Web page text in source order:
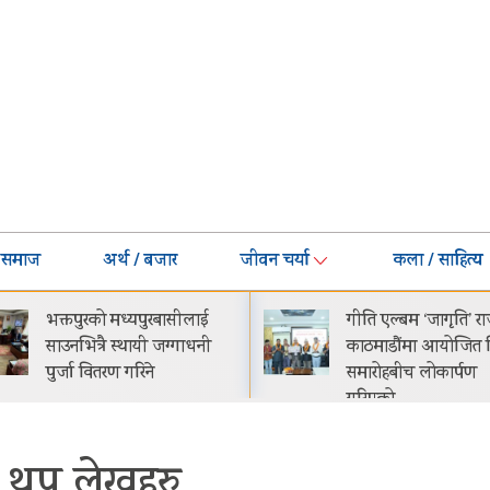
समाज अर्थ / बजार जीवन चर्या कला / साहित्य
गीति एल्बम ‘जागृति’ राजधानी
काठमाडौंमा आयोजित विशेष
समारोहबीच लोकार्पण
नेपालमा प्रोटोन
सार्वजनिक
२९.९९ लाख